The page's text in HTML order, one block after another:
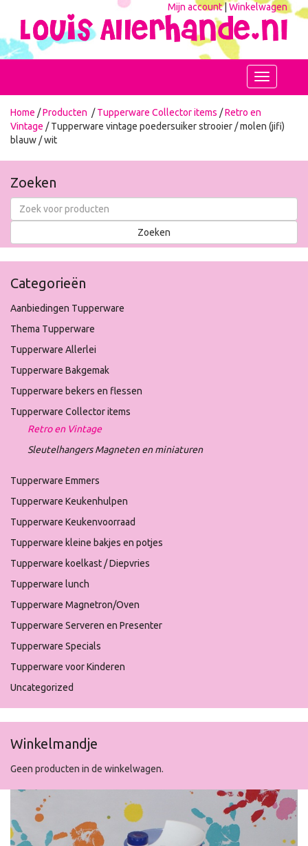
Mijn account|Winkelwagen
Toggle
navigation
Home /Producten /Tupperware Collector items /Retro en
Vintage / Tupperware vintage poedersuiker strooier / molen (jifi)
blauw / wit
Zoeken
Categorieën
Aanbiedingen Tupperware
Thema Tupperware
Tupperware Allerlei
Tupperware Bakgemak
Tupperware bekers en flessen
Tupperware Collector items
Retro en Vintage
Sleutelhangers Magneten en miniaturen
Tupperware Emmers
Tupperware Keukenhulpen
Tupperware Keukenvoorraad
Tupperware kleine bakjes en potjes
Tupperware koelkast / Diepvries
Tupperware lunch
Tupperware Magnetron/Oven
Tupperware Serveren en Presenter
Tupperware Specials
Tupperware voor Kinderen
Uncategorized
Winkelmandje
Geen producten in de winkelwagen.